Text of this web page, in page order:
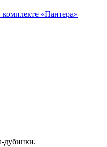
«Пантера»
дубинки.